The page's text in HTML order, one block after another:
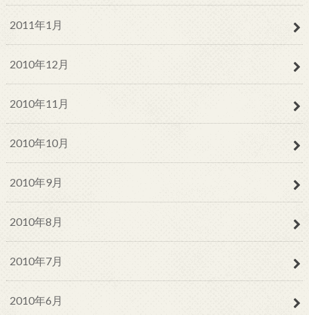
2011年1月
2010年12月
2010年11月
2010年10月
2010年9月
2010年8月
2010年7月
2010年6月